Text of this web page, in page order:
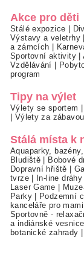
Akce pro děti
Stálé expozice
Výstavy a veletrhy
a zámcích
Sportovní aktivity|
Vzdělávání
program
Tipy na výlet
Výlety se sportem
Výlety za zábavou
Stálá místa k
Aquaparky,
Bludiště
Bobové
Dopravní hřiště
tvrze| In-line dráhy
Laser Game
Parky| Podzemní
kanceláře pro
Sportovně -
a indiánské vesnice
botanické zahrady